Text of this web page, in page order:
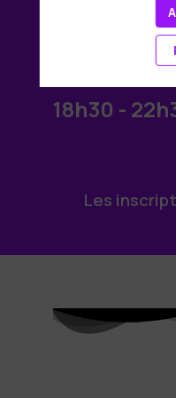
Jeudi
18h30 -
Les